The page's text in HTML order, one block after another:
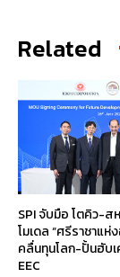
Related
SPI จับมือ โตคิว-ส
โมเดล “ศรีราชาแห่
คลื่นทุนโลก-ปั้นฮับ
EEC